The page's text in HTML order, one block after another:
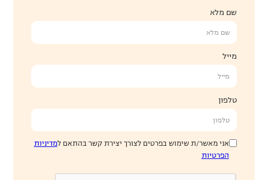
שם מלא
מייל
טלפון
אני מאשר/ת שימוש בפרטים לצורך יצירת קשר בהתאם למדיניות
הפרטיות